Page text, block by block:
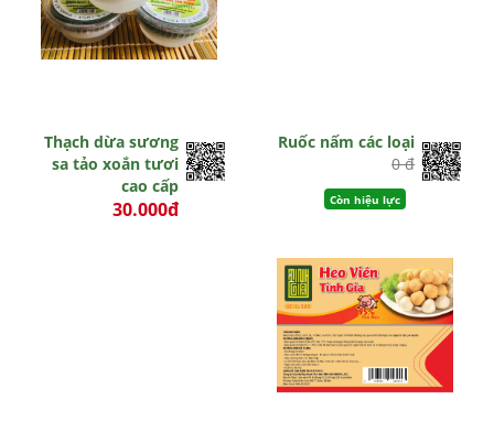
Thạch dừa sương
sa tảo xoắn tươi
cao cấp
30.000đ
Ruốc nấm các loại
0 đ
Còn hiệu lực